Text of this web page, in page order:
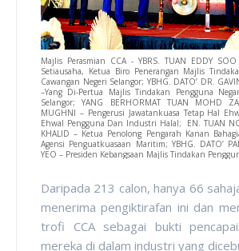
Majlis Perasmian CCA - YBRS. TUAN EDDY
Setiausaha, Ketua Biro Penerangan Majlis
Cawangan Negeri Selangor; YBHG. DATO’ DR.
–Yang Di-Pertua Majlis Tindakan Pengguna
Selangor; YANG BERHORMAT TUAN MOHD
MUGHNI – Pengerusi Jawatankuasa Tetap Hal
Ehwal Pengguna Dan Industri Halal; EN. TUAN
KHALID – Ketua Penolong Pengarah Kanan
Agensi Penguatkuasaan Maritim; YBHG. DATO’
YEO – Presiden Kebangsaan Majlis Tindakan
Daripada 213 calon, hanya 66
menerima pengiktirafan ini dan
trofi CCA sebagai bukti
mereka di dalam industri yang